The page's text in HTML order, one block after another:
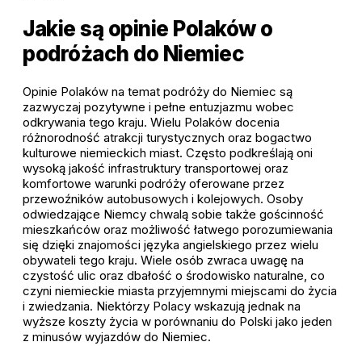
Jakie są opinie Polaków o
podróżach do Niemiec
Opinie Polaków na temat podróży do Niemiec są
zazwyczaj pozytywne i pełne entuzjazmu wobec
odkrywania tego kraju. Wielu Polaków docenia
różnorodność atrakcji turystycznych oraz bogactwo
kulturowe niemieckich miast. Często podkreślają oni
wysoką jakość infrastruktury transportowej oraz
komfortowe warunki podróży oferowane przez
przewoźników autobusowych i kolejowych. Osoby
odwiedzające Niemcy chwalą sobie także gościnność
mieszkańców oraz możliwość łatwego porozumiewania
się dzięki znajomości języka angielskiego przez wielu
obywateli tego kraju. Wiele osób zwraca uwagę na
czystość ulic oraz dbałość o środowisko naturalne, co
czyni niemieckie miasta przyjemnymi miejscami do życia
i zwiedzania. Niektórzy Polacy wskazują jednak na
wyższe koszty życia w porównaniu do Polski jako jeden
z minusów wyjazdów do Niemiec.